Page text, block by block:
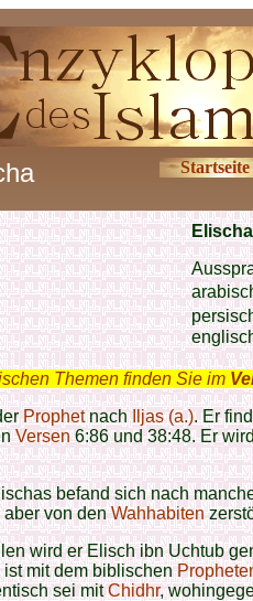
Startseite
E
Themen finden Sie im
ProphetnachIljas (a.). Er
Versen6:86 und 38:48. Er
befand sich nach
aber von denWahhabiten
wird er Elisch ibn Uchtub
ist mit dem biblischen
sei mitChidhr,